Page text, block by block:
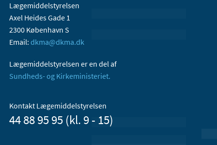
Lægemiddelstyrelsen
Axel Heides Gade 1
2300 København S
Email: dkma@dkma.dk
Lægemiddelstyrelsen er en del af
Sundheds- og Kirkeministeriet.
Kontakt Lægemiddelstyrelsen
44 88 95 95 (kl. 9 - 15)